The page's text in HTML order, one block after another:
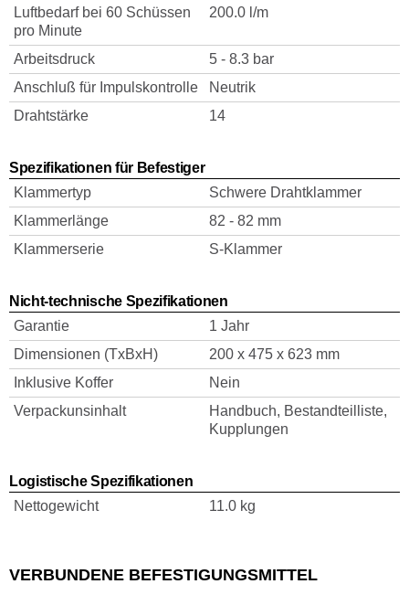
Luftbedarf bei 60 Schüssen
pro Minute
200.0 l/m
Arbeitsdruck
5 - 8.3 bar
Anschluß für Impulskontrolle
Neutrik
Drahtstärke
14
Spezifikationen für Befestiger
Klammertyp
Schwere Drahtklammer
Klammerlänge
82 - 82 mm
Klammerserie
S-Klammer
Nicht-technische Spezifikationen
Garantie
1 Jahr
Dimensionen (TxBxH)
200 x 475 x 623 mm
Inklusive Koffer
Nein
Verpackunsinhalt
Handbuch, Bestandteilliste,
Kupplungen
Logistische Spezifikationen
Nettogewicht
11.0 kg
VERBUNDENE BEFESTIGUNGSMITTEL